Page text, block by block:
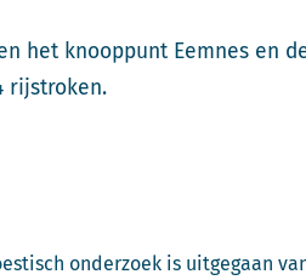
het knooppunt Eemnes en
rijstroken.
onderzoek is uitgegaan